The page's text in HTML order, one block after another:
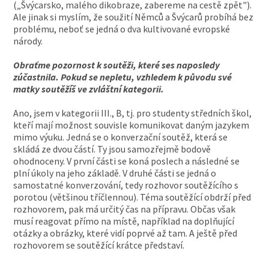
(„Švýcarsko, malého dikobraze, zabereme na cestě zpět").
Ale jinak si myslím, že soužití Němců a Švýcarů probíhá bez
problému, neboť se jedná o dva kultivované evropské
národy.
Obraťme pozornost k soutěži, které ses naposledy
zúčastnila. Pokud se nepletu, vzhledem k původu své
matky soutěžíš ve zvláštní kategorii.
Ano, jsem v kategorii III., B, tj. pro studenty středních škol,
kteří mají možnost souvisle komunikovat daným jazykem
mimo výuku. Jedná se o konverzační soutěž, která se
skládá ze dvou částí. Ty jsou samozřejmě bodově
ohodnoceny. V první části se koná poslech a následné se
plní úkoly na jeho základě. V druhé části se jedná o
samostatné konverzování, tedy rozhovor soutěžícího s
porotou (většinou tříčlennou). Téma soutěžící obdrží před
rozhovorem, pak má určitý čas na přípravu. Občas však
musí reagovat přímo na místě, například na doplňující
otázky a obrázky, které vidí poprvé až tam. A ještě před
rozhovorem se soutěžící krátce představí.